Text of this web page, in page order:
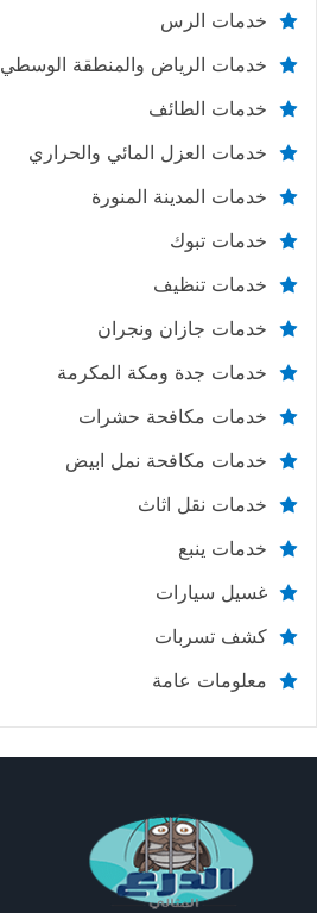
خدمات الرس
خدمات الرياض والمنطقة الوسطي
خدمات الطائف
خدمات العزل المائي والحراري
خدمات المدينة المنورة
خدمات تبوك
خدمات تنظيف
خدمات جازان ونجران
خدمات جدة ومكة المكرمة
خدمات مكافحة حشرات
خدمات مكافحة نمل ابيض
خدمات نقل اثاث
خدمات ينبع
غسيل سيارات
كشف تسربات
معلومات عامة